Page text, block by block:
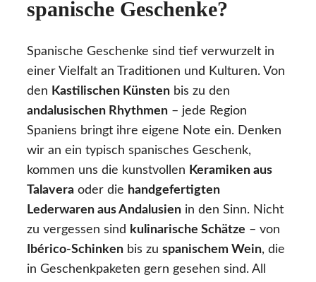
spanische Geschenke?
Spanische Geschenke sind tief verwurzelt in
einer Vielfalt an Traditionen und Kulturen. Von
den Kastilischen Künsten bis zu den
andalusischen Rhythmen – jede Region
Spaniens bringt ihre eigene Note ein. Denken
wir an ein typisch spanisches Geschenk,
kommen uns die kunstvollen Keramiken aus
Talavera oder die handgefertigten
Lederwaren aus Andalusien in den Sinn. Nicht
zu vergessen sind kulinarische Schätze – von
Ibérico-Schinken bis zu spanischem Wein, die
in Geschenkpaketen gern gesehen sind. All